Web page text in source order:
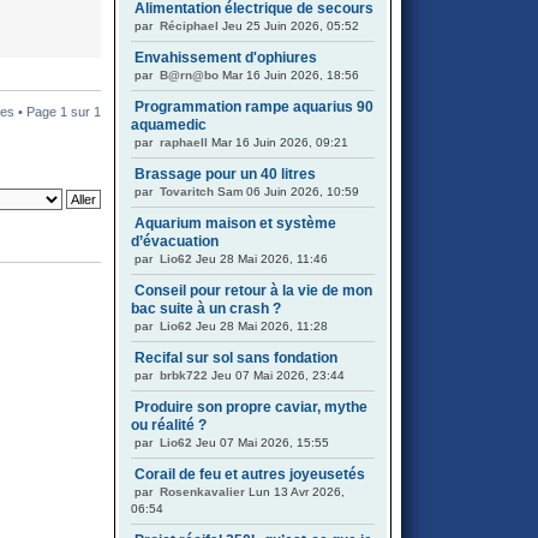
• Page 1 sur 1
Alimentation électrique de secours
par Réciphael Jeu 25 Juin 2026, 05:52
Envahissement d'ophiures
par B@rn@bo Mar 16 Juin 2026, 18:56
Programmation rampe aquarius 90
aquamedic
par raphaell Mar 16 Juin 2026, 09:21
Brassage pour un 40 litres
par Tovaritch Sam 06 Juin 2026, 10:59
Aquarium maison et système
d’évacuation
par Lio62 Jeu 28 Mai 2026, 11:46
Conseil pour retour à la vie de mon
bac suite à un crash ?
par Lio62 Jeu 28 Mai 2026, 11:28
Recifal sur sol sans fondation
par brbk722 Jeu 07 Mai 2026, 23:44
Produire son propre caviar, mythe
ou réalité ?
par Lio62 Jeu 07 Mai 2026, 15:55
Corail de feu et autres joyeusetés
par Rosenkavalier Lun 13 Avr 2026,
06:54